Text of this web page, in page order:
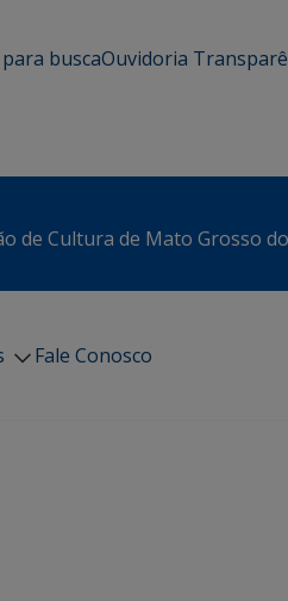
buscaOuvidoria
de Cultura de Mato Grosso
Fale Conosco